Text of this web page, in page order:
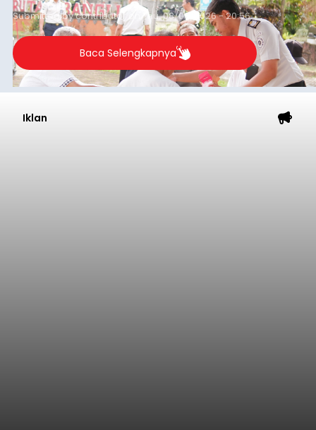
Submitted bycontributor Thu, 08/06/2026 - 20:56
Baca Selengkapnya
Iklan